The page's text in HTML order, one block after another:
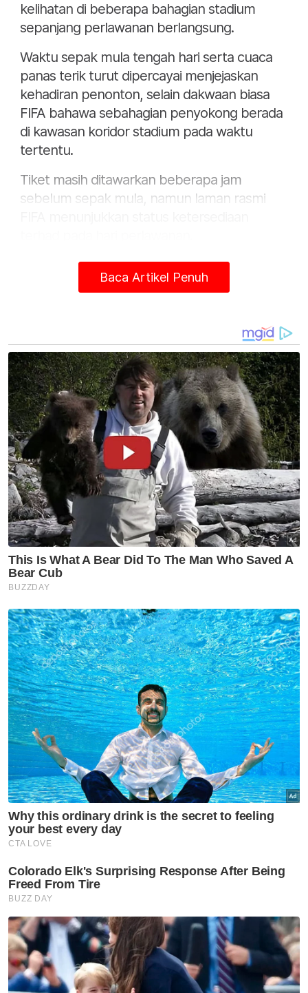
kelihatan di beberapa bahagian stadium
sepanjang perlawanan berlangsung.
Waktu sepak mula tengah hari serta cuaca
panas terik turut dipercayai menjejaskan
kehadiran penonton, selain dakwaan biasa
FIFA bahawa sebahagian penyokong berada
di kawasan koridor stadium pada waktu
tertentu.
Tiket masih ditawarkan beberapa jam
sebelum sepak mula, namun laman rasmi
Tiket termurah dilaporkan dijual sekitar
AS$450 (RM1,825) bagi kategori pertama di
Sebelum ini, isu sama turut timbul apabila
ribuan tempat duduk kosong dilaporkan
dalam perlawanan antara Korea Selatan dan
Republik Czech di Guadalajara, serta aksi
di Toronto.
FIFA sebelum ini mempertahankan keadaan
tersebut dengan menyatakan sebahagian
penyokong berada di kawasan koridor dan
bukan di tempat duduk masing-masing.
“Angka kehadiran rasmi merujuk kepada
jumlah tiket yang diimbas dan penonton yang
berada dalam kawasan stadium, bukan
berdasarkan pemerhatian visual pada bila-
bila masa sepanjang perlawanan,” kata
jurucakap FIFA.
Sisi lain Fahmi Fadzil
Maghribi hampir buat Brazil gigit jari
penalti kontroversi Switzerland
Suspek 'rembat' kasut bola Harry Kane dicekup
Gol minit akhir Khouki buat Switzerland gigit jari
Tambahnya, FIFA bekerjasama rapat dengan
Baca Artikel Penuh